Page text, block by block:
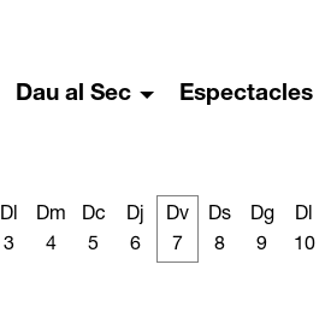
Dau al Sec Espectacles
Dl
3
Dm
4
Dc
5
Dj
6
Dv
7
Ds
8
Dg
9
Dl
10